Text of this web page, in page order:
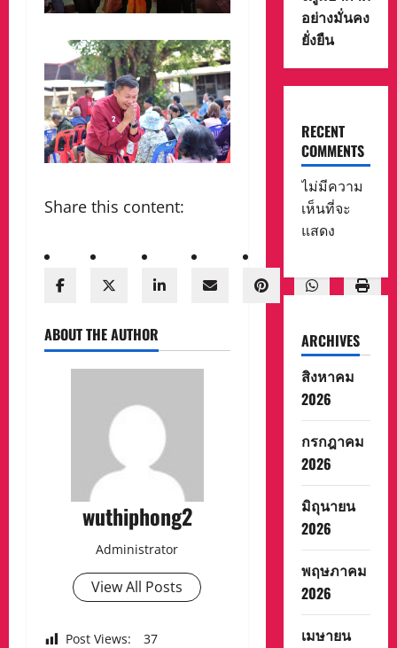
Share this content:
ABOUT THE AUTHOR
wuthiphong2
Administrator
View All Posts
Post Views: 37
อย่างมั่นคง
ยั่งยืน
RECENT
COMMENTS
ไม่มีความ
เห็นที่จะ
แสดง
ARCHIVES
สิงหาคม
2026
กรกฎาคม
2026
มิถุนายน
2026
พฤษภาคม
2026
เมษายน